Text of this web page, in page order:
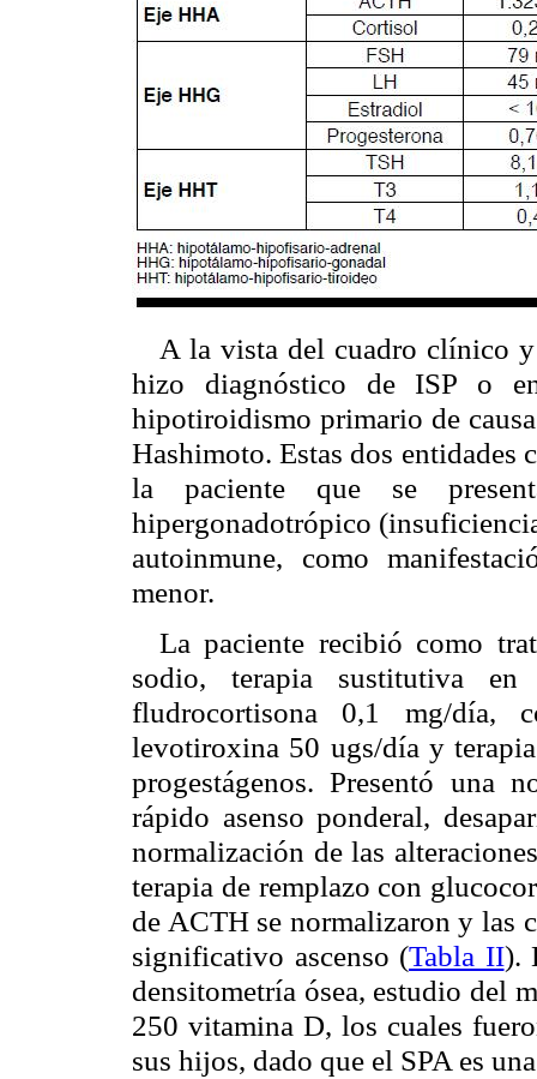
A la vista del cuadro clínico
hizo diagnóstico de ISP o
hipotiroidismo primario de
Hashimoto. Estas dos entidades
la paciente que se
hipergonadotrópico
autoinmune, como
menor.
La paciente recibió como
sodio, terapia sustitutiva
fludrocortisona 0,1 mg/día,
levotiroxina 50 ugs/día y
progestágenos. Presentó una
rápido asenso ponderal,
normalización de las
terapia de remplazo con
de ACTH se normalizaron y las
significativo ascenso (Tabla II).
densitometría ósea, estudio del
250 vitamina D, los cuales
sus hijos, dado que el SPA es